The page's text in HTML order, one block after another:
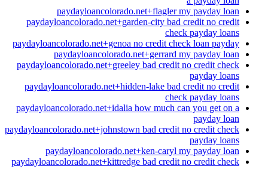
paydayloancolorado.net+flagler my payday loan
paydayloancolorado.net+garden-city bad credit no credit
check payday loans
paydayloancolorado.net+genoa no credit check loan payday
paydayloancolorado.net+gerrard my payday loan
paydayloancolorado.net+greeley bad credit no credit check
payday loans
paydayloancolorado.net+hidden-lake bad credit no credit
check payday loans
paydayloancolorado.net+idalia how much can you get on a
payday loan
paydayloancolorado.net+johnstown bad credit no credit check
payday loans
paydayloancolorado.net+ken-caryl my payday loan
paydayloancolorado.net+kittredge bad credit no credit check